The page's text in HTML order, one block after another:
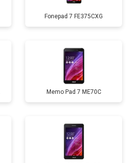
Fonepad 7 FE375CXG
Memo Pad 7 ME70C